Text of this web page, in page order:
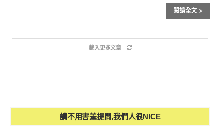
閱讀全文
載入更多文章
請不用害羞提問,我們人很NICE